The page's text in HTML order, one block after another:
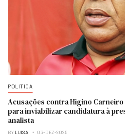
POLITICA
Acusações contra Higino
para inviabilizar candidatura à
analista
BY LUISA 03-DEZ-2025